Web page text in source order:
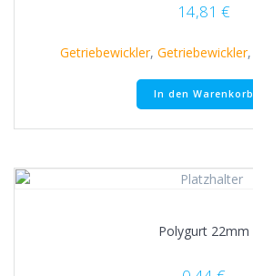
14,81 €
Getriebewickler, Getriebewickler,
In den Warenkorb
Polygurt 22mm